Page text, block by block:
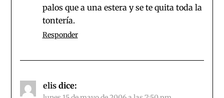
palos que a una estera y se te quita toda la
tontería.
Responder
elis dice: